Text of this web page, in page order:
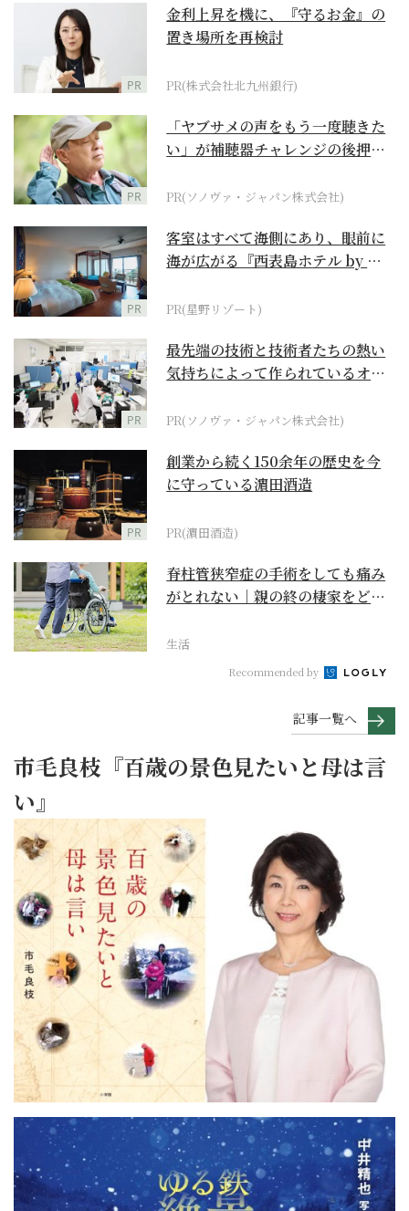
PR
金利上昇を機に、『守るお金』の
置き場所を再検討
PR(株式会社北九州銀行)
PR
「ヤブサメの声をもう一度聴きた
い」が補聴器チャレンジの後押し
PR(ソノヴァ・ジャパン株式会社)
PR
客室はすべて海側にあり、眼前に
海が広がる『西表島ホテル by 星
PR(星野リゾート)
PR
最先端の技術と技術者たちの熱い
気持ちによって作られているオー
PR(ソノヴァ・ジャパン株式会社)
PR
創業から続く150余年の歴史を今
に守っている濵田酒造
PR(濵田酒造)
脊柱管狭窄症の手術をしても痛み
がとれない｜親の終の棲家をどう
生活
Recommended by
記事一覧へ
市毛良枝『百歳の景色見たいと母は言
い』